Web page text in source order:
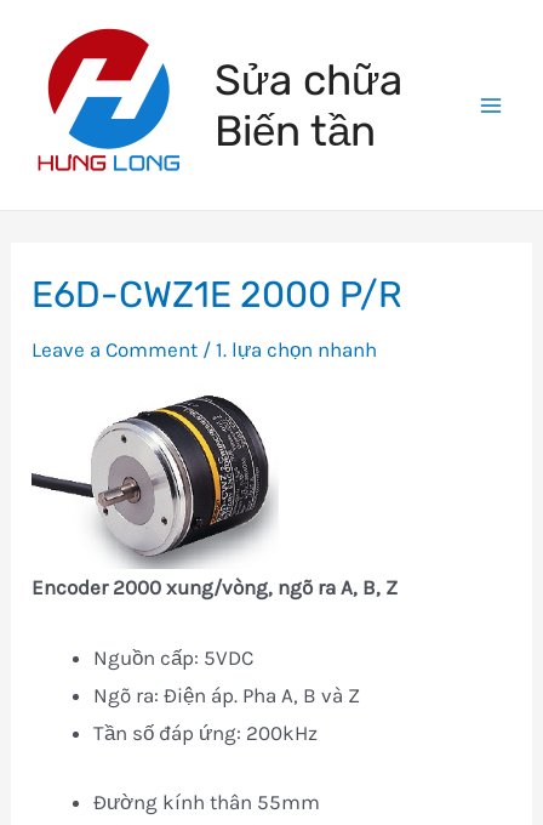
content
Sửa chữa
Biến tần
E6D-CWZ1E 2000 P/R
Leave a Comment /1. lựa chọn nhanh
Encoder 2000 xung/vòng, ngõ ra A, B, Z
Nguồn cấp: 5VDC
Ngõ ra: Điện áp. Pha A, B và Z
Tần số đáp ứng: 200kHz
Đường kính thân 55mm